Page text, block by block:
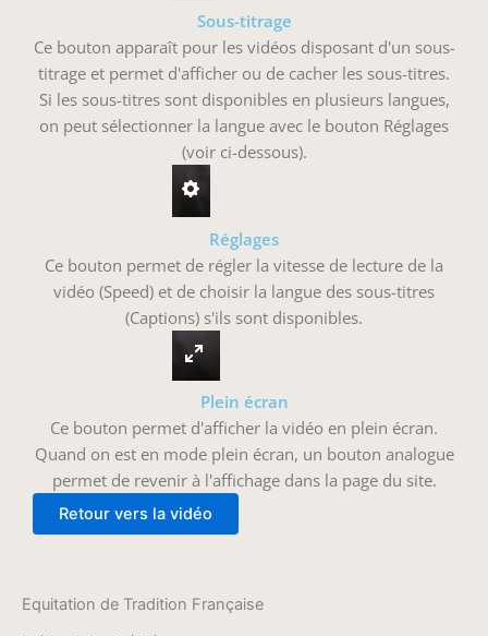
Equitation de Tradition Française
Sous-titrage
Ce bouton apparaît pour les vidéos disposant d'un sous-
titrage et permet d'afficher ou de cacher les sous-titres.
Si les sous-titres sont disponibles en plusieurs langues,
on peut sélectionner la langue avec le bouton Réglages
(voir ci-dessous).
Réglages
Ce bouton permet de régler la vitesse de lecture de la
vidéo (Speed) et de choisir la langue des sous-titres
(Captions) s'ils sont disponibles.
Plein écran
Ce bouton permet d'afficher la vidéo en plein écran.
Quand on est en mode plein écran, un bouton analogue
permet de revenir à l'affichage dans la page du site.